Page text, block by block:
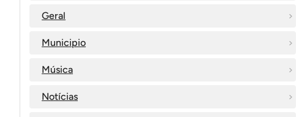
Geral
Municipio
Música
Notícias